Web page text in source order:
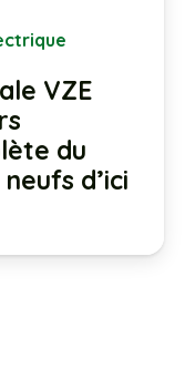
VZE
du
d’ici